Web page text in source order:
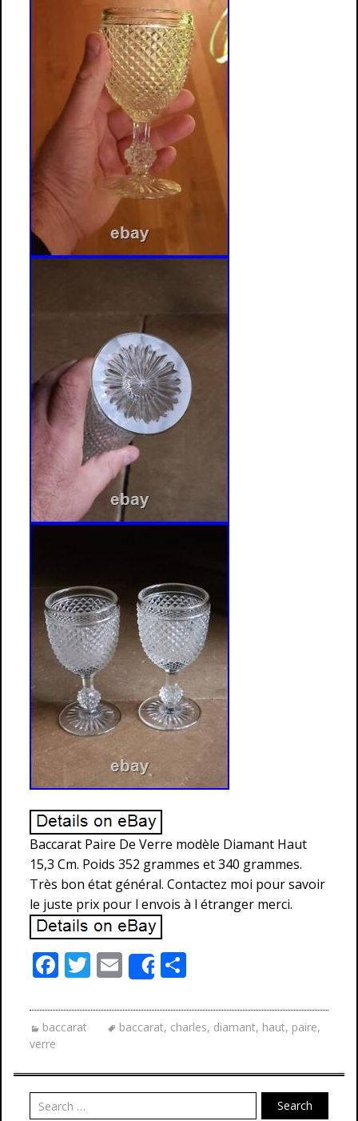
Baccarat Paire De Verre modèle Diamant Haut
15,3 Cm. Poids 352 grammes et 340 grammes.
Très bon état général. Contactez moi pour savoir
le juste prix pour l envois à l étranger merci.
F
e
b
o
o
T
itt
er
E
m
ai
l
Share
ta
g
er
baccarat baccarat, charles, diamant, haut, paire,
verre
Search